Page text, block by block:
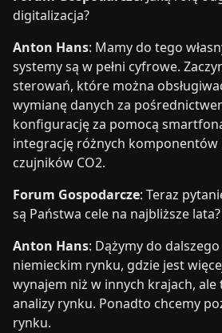
digitalizacja?
Anton Hans: Mamy do tego
systemy są w pełni cyfrowe.
sterowań, które można
wymianę danych za
konfigurację za pomocą
integrację różnych komponentów
czujników CO2.
Forum Gospodarcze: Teraz
są Państwa cele na najbliższe lata?
Anton Hans: Dążymy do
niemieckim rynku, gdzie jest
wynajem niż w innych krajach,
analizy rynku. Ponadto chcemy
rynku.